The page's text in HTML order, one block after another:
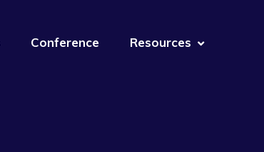
Conference Resources